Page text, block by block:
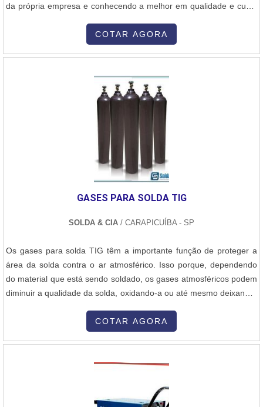
experiência dos clientes, oferece itens variados como maçaricos e
equipamentos para soldagem e brasagem.Isso se deve ao fato de
ser comprometida com os serviços e responsável, características
onde são realizadas as atividades e atuação a nível nacional. Tudo
isso, somado a uma equipe multidisciplinar de consultores
associados e funcionários eficientes, garante a melhor experiência
para os clientes com qualidade..
da própria empresa e conhecendo a melhor em qualidade e custo
quer achar caldeiraria de aço inox em uma empresa comprometida
tubulações em aço carbono, visando sempre a qualidade final para
a fidelização do cliente.Não obstante, quando falamos em
caldeiraria de aço inox, deve-se descartar empresas que não
tenham produtos e serviços com ótima qualidade e proteção,
pequenos detalhes, mas de grande valia para saber a procedência
e seriedade da empresa.É importante lembrar que o serviço deve
ser prestado por empresas especializadas. Esse tipo de cuidado
ajuda a garantir a qualidade e assertividade do serviço, além de
Assim, é possível poupar gastos desnecessários.Existem diversos
motivos para a M M e Manutenção e Montagem ter se tornado
confiança e serviços de qualidade. Alguns desses motivos são:
Equipe multidisciplinar de consultores associados; Profissionais
com vasta experiência na área de atuação; Equipe de alta
qualidade; Escritório de alta qualidade onde são realizadas as
Equipamentos de última geração.QUALIDADE COMPROVADA NO
SEGMENTOApenas na M M e Manutenção e Montagem sempre
tem a solução mais buscada na área de caldeiraria de aço inox.
empresa comprometida com seus serviços e uma empresa
inovadora, qualificações construídas por focar suas ações no
COTAR AGORA
GASES PARA SOLDA TIG
SOLDA & CIA / CARAPICUÍBA - SP
Os gases para solda TIG têm a importante função de proteger a
área da solda contra o ar atmosférico. Isso porque, dependendo
do material que está sendo soldado, os gases atmosféricos podem
diminuir a qualidade da solda, oxidando-a ou até mesmo deixando-
ser executado. Gases utilizados na
COTAR AGORA